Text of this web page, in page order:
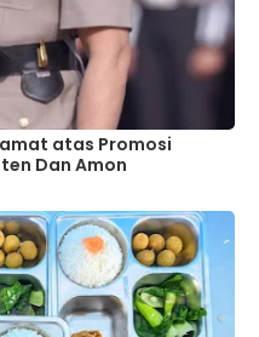
atas Promosi
Dan Amon